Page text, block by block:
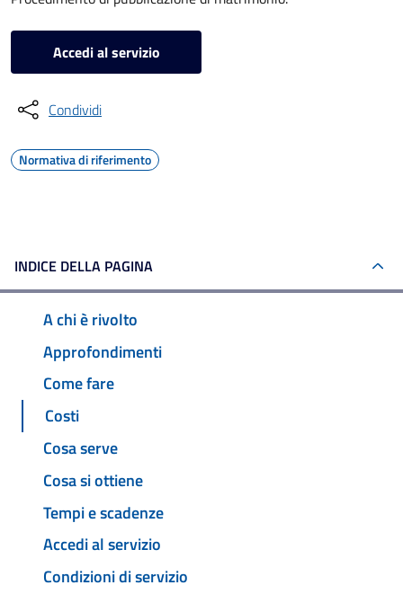
Accedi al servizio
Condividi
Normativa di riferimento
INDICE DELLA PAGINA
A chi è rivolto
Approfondimenti
Come fare
Costi
Cosa serve
Cosa si ottiene
Tempi e scadenze
Accedi al servizio
Condizioni di servizio